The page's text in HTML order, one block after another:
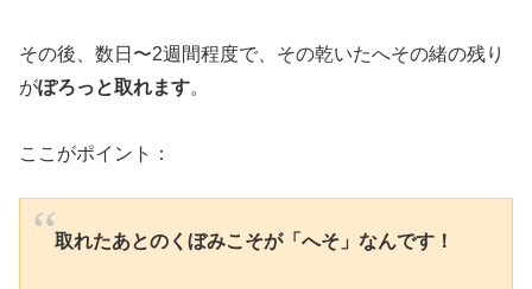
その後、数日〜2週間程度で、その乾いたへその緒の残り
がぽろっと取れます。
ここがポイント：
取れたあとのくぼみこそが「へそ」なんです！